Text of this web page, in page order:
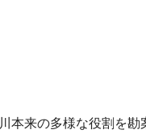
本来の多様な役割を勘